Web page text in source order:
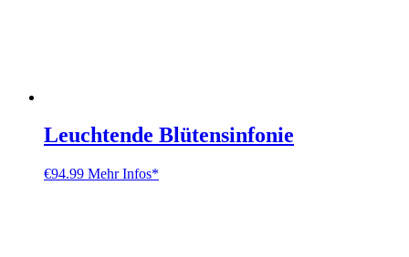
Leuchtende Blütensinfonie
€94.99 Mehr Infos*